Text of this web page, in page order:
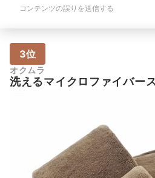
コンテンツの誤りを送信する
3位
オクムラ
洗えるマイクロファイバー